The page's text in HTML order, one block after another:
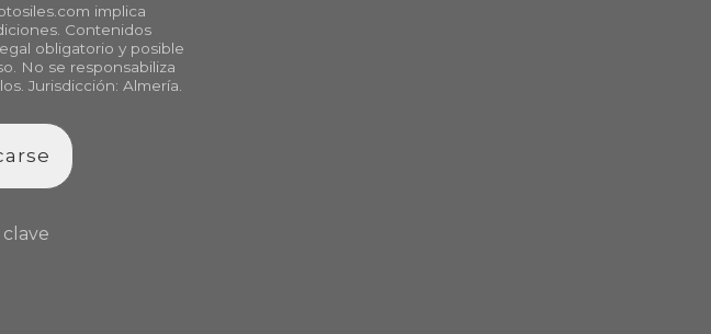
implica
Contenidos
obligatorio y posible
No se responsabiliza
Jurisdicción: Almería.